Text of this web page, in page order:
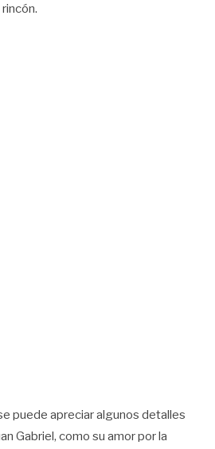
puede apreciar algunos detalles
Gabriel, como su amor por la